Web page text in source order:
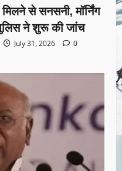
से सनसनी, मॉर्निंग
ने शुरू की जांच
July 31, 2026
0